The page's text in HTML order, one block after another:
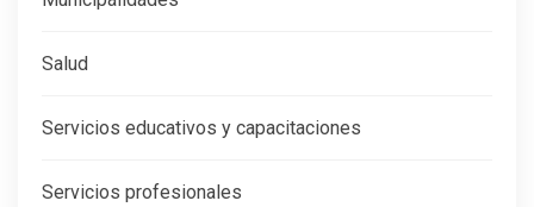
Salud
Servicios educativos y capacitaciones
Servicios profesionales